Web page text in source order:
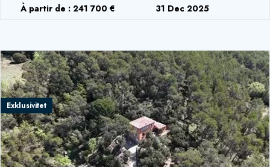
À partir de : 241 700 € 31 Dec 2025
Exklusivitet